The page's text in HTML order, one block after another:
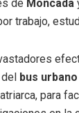
de Moncada
trabajo,
bus
para